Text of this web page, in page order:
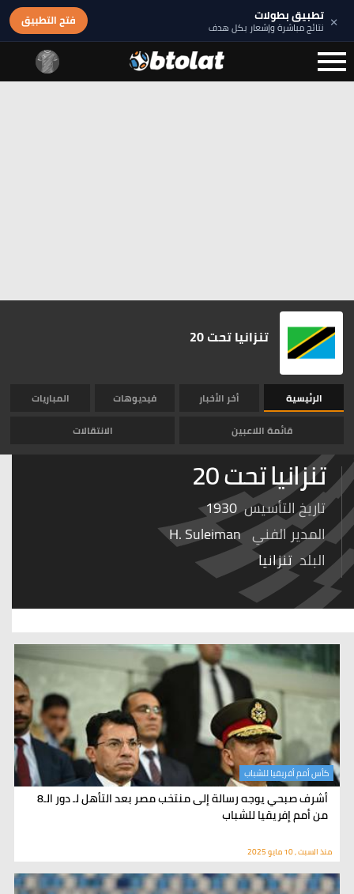
× تطبيق بطولات
نتائج مباشرة وإشعار بكل هدف فتح التطبيق
تنزانيا تحت 20
الرئيسية أخر الأخبار فيديوهات
المباريات
قائمة اللاعبين
الانتقالات
تنزانيا تحت 20
تاريخ التأسيس1930
المدير الفني H. Suleiman
البلدتنزانيا
أشرف صبحي يوجه رسالة إلى منتخب مصر بعد التأهل لـ دور الـ8
من أمم إفريقيا للشباب
كأس أمم أفريقيا للشباب
منذ السبت , 10 مايو 2025